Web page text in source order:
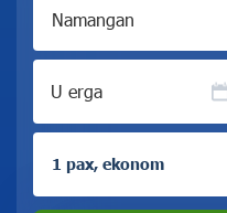
U erga
1 pax, ekonom